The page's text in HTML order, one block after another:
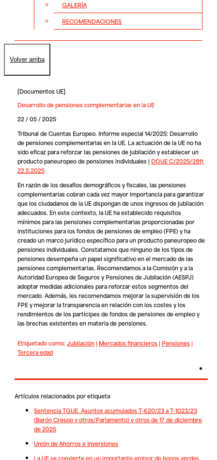
GALERÍA
RECOMENDACIONES
Volver arriba
[Documentos UE]
Desarrollo de pensiones complementarias en la UE
22 / 05 / 2025
Tribunal de Cuentas Europeo. Informe especial 14/2025: Desarrollo
de pensiones complementarias en la UE. La actuación de la UE no ha
sido eficaz para reforzar las pensiones de jubilación y establecer un
producto paneuropeo de pensiones individuales | DOUE C/2025/2811,
22.5.2025
En razón de los desafíos demográficos y fiscales, las pensiones
complementarias cobran cada vez mayor importancia para garantizar
que los ciudadanos de la UE dispongan de unos ingresos de jubilación
adecuados. En este contexto, la UE ha establecido requisitos
mínimos para las pensiones complementarias proporcionadas por
instituciones para los fondos de pensiones de empleo (FPE) y ha
creado un marco jurídico específico para un producto paneuropeo de
pensiones individuales. Constatamos que ninguno de los tipos de
pensiones desempeña un papel significativo en el mercado de las
pensiones complementarias. Recomendamos a la Comisión y a la
Autoridad Europea de Seguros y Pensiones de Jubilación (AESPJ)
adoptar medidas adicionales para reforzar estos segmentos del
mercado. Además, les recomendamos mejorar la supervisión de los
FPE y mejorar la transparencia en relación con los costes y los
rendimientos de los partícipes de fondos de pensiones de empleo y
las brechas existentes en materia de pensiones.
Etiquetado como:Jubilación| Mercados financieros| Pensiones|
Tercera edad
Artículos relacionados por etiqueta
Sentencia TGUE. Asuntos acumulados T-620/23 a T-1023/23
(Barón Crespo y otros/Parlamento) y otros de 17 de diciembre
de 2025
Unión de Ahorros e Inversiones
La UE se convierte en un importante emisor de bonos verdes